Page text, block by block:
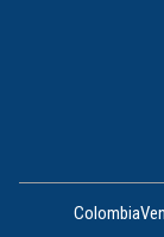
Colombia